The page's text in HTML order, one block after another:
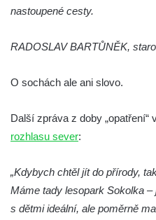
Kamenném Újezdě
Újezd a Krauchthal v parku
Socha na náměstí J. V.
Velešíně
nastoupené cesty.
RADOSLAV BARTŮNĚK,
O sochách ale ani slovo.
Další zpráva z doby „opatření“
rozhlasu sever:
„Kdybych chtěl jít do přírody,
Máme tady lesopark Sokolka
s dětmi ideální, ale poměrně